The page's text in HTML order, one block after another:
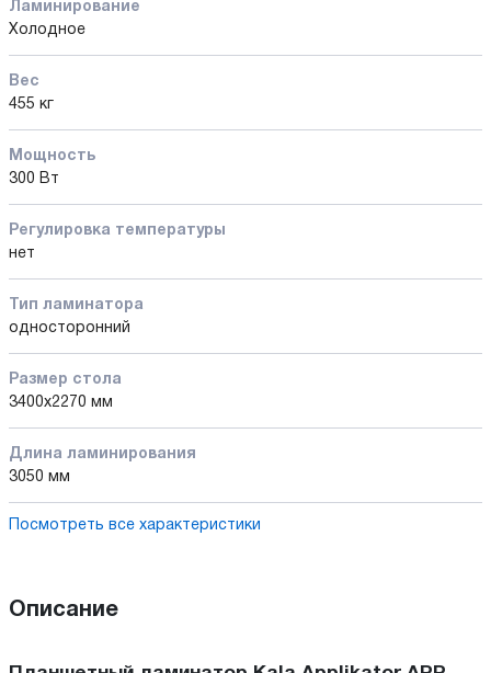
Ламинирование
Холодное
Вес
455 кг
Мощность
300 Вт
Регулировка температуры
нет
Тип ламинатора
односторонний
Размер стола
3400x2270 мм
Длина ламинирования
3050 мм
Посмотреть все характеристики
Описание